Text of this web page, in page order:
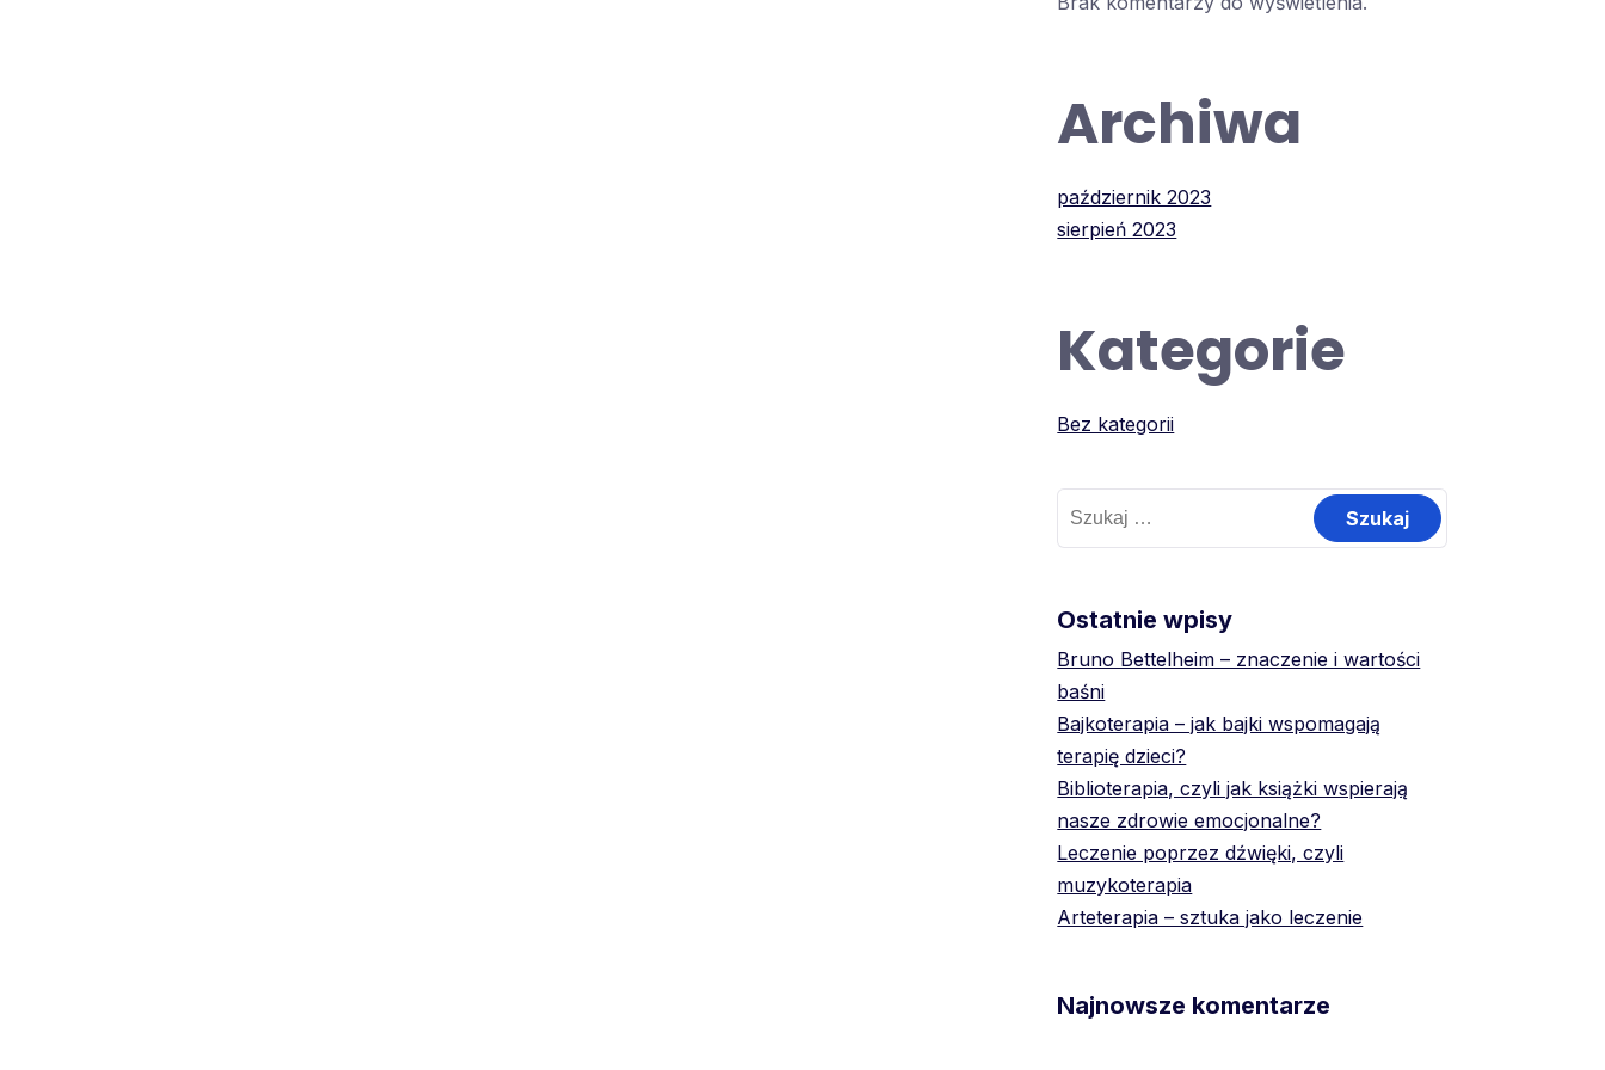
Archiwa
październik 2023
sierpień 2023
Kategorie
Bez kategorii
Ostatnie wpisy
Bruno Bettelheim – znaczenie i wartości
baśni
Bajkoterapia – jak bajki wspomagają
terapię dzieci?
Biblioterapia, czyli jak książki wspierają
nasze zdrowie emocjonalne?
Leczenie poprzez dźwięki, czyli
muzykoterapia
Arteterapia – sztuka jako leczenie
Najnowsze komentarze